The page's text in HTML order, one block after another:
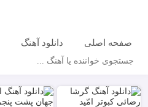
صفحه اصلی دانلود آهنگ